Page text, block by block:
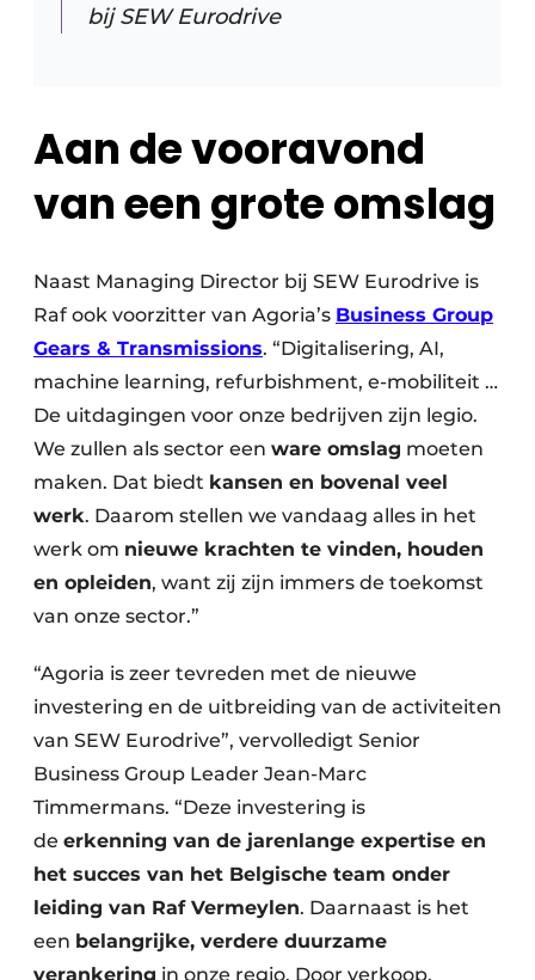
bij SEW Eurodrive
Aan de vooravond
van een grote omslag
Naast Managing Director bij SEW Eurodrive is
Raf ook voorzitter van Agoria’s Business Group
Gears & Transmissions. “Digitalisering, AI,
machine learning, refurbishment, e-mobiliteit …
De uitdagingen voor onze bedrijven zijn legio.
We zullen als sector een ware omslag moeten
maken. Dat biedt kansen en bovenal veel
werk. Daarom stellen we vandaag alles in het
werk om nieuwe krachten te vinden, houden
en opleiden, want zij zijn immers de toekomst
van onze sector.”
“Agoria is zeer tevreden met de nieuwe
investering en de uitbreiding van de activiteiten
van SEW Eurodrive”, vervolledigt Senior
Business Group Leader Jean-Marc
Timmermans. “Deze investering is
de erkenning van de jarenlange expertise en
het succes van het Belgische team onder
leiding van Raf Vermeylen. Daarnaast is het
een belangrijke, verdere duurzame
verankering in onze regio. Door verkoop,